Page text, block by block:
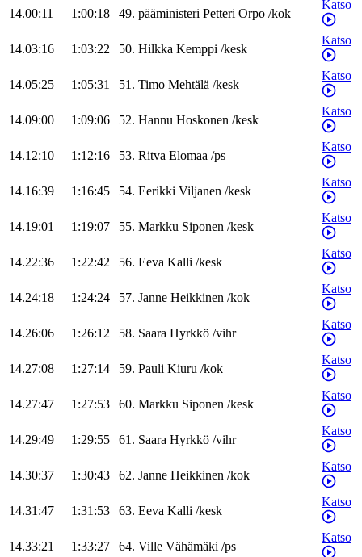
14.00:11 1:00:18 49. pääministeri Petteri Orpo /kok
Katso
14.03:16 1:03:22 50. Hilkka Kemppi /kesk
Katso
14.05:25 1:05:31 51. Timo Mehtälä /kesk
Katso
14.09:00 1:09:06 52. Hannu Hoskonen /kesk
Katso
14.12:10 1:12:16 53. Ritva Elomaa /ps
Katso
14.16:39 1:16:45 54. Eerikki Viljanen /kesk
Katso
14.19:01 1:19:07 55. Markku Siponen /kesk
Katso
14.22:36 1:22:42 56. Eeva Kalli /kesk
Katso
14.24:18 1:24:24 57. Janne Heikkinen /kok
Katso
14.26:06 1:26:12 58. Saara Hyrkkö /vihr
Katso
14.27:08 1:27:14 59. Pauli Kiuru /kok
Katso
14.27:47 1:27:53 60. Markku Siponen /kesk
Katso
14.29:49 1:29:55 61. Saara Hyrkkö /vihr
Katso
14.30:37 1:30:43 62. Janne Heikkinen /kok
Katso
14.31:47 1:31:53 63. Eeva Kalli /kesk
Katso
14.33:21 1:33:27 64. Ville Vähämäki /ps
Katso